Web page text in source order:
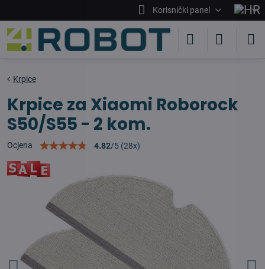
Korisnički panel
Krpice
Krpice za Xiaomi Roborock
S50/S55 - 2 kom.
Ocjena 4.82/5 (28x)